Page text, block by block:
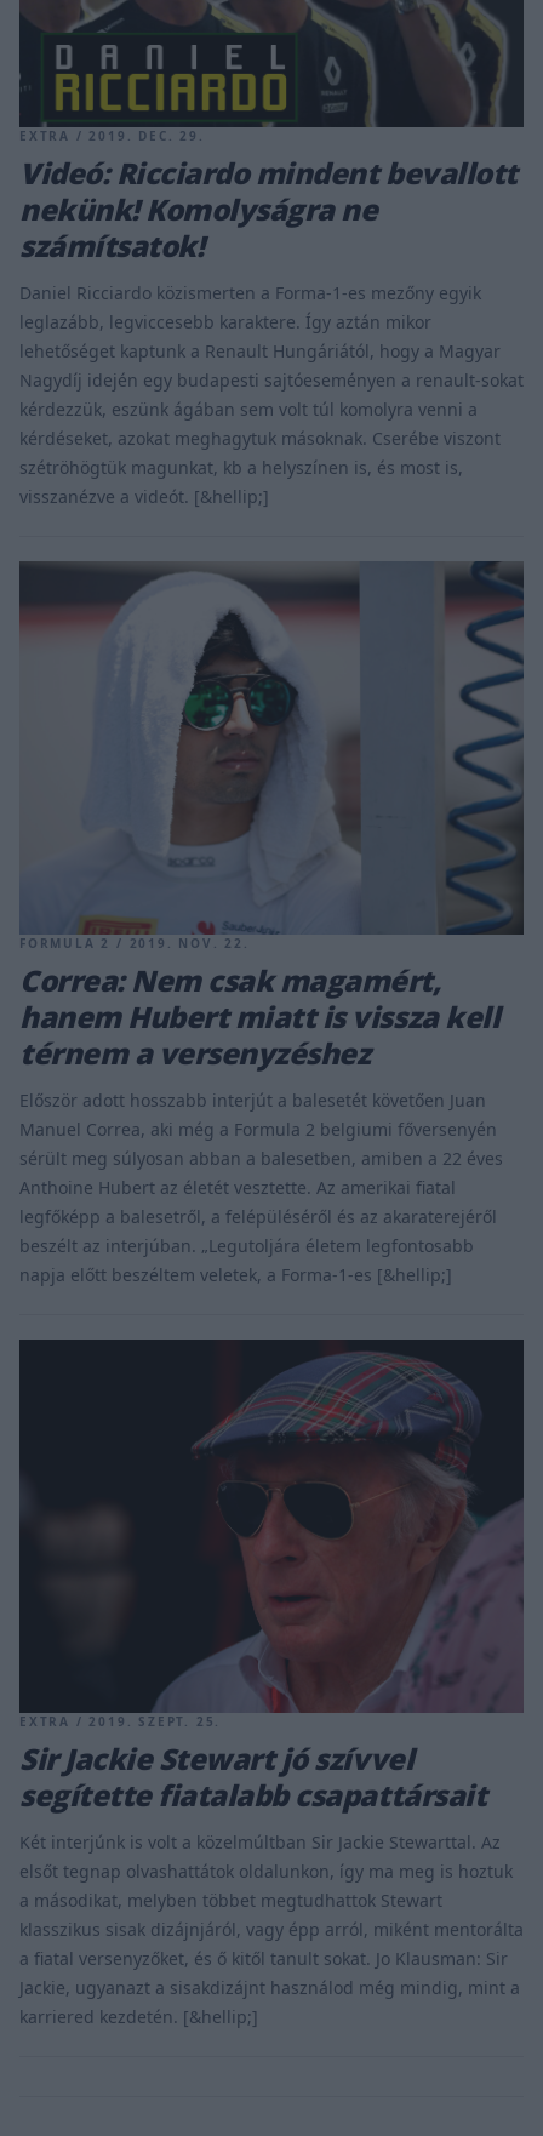
EXTRA / 2019. DEC. 29.
Videó: Ricciardo mindent bevallott
nekünk! Komolyságra ne
számítsatok!
Daniel Ricciardo közismerten a Forma-1-es mezőny egyik
leglazább, legviccesebb karaktere. Így aztán mikor
lehetőséget kaptunk a Renault Hungáriától, hogy a Magyar
Nagydíj idején egy budapesti sajtóeseményen a renault-sokat
kérdezzük, eszünk ágában sem volt túl komolyra venni a
kérdéseket, azokat meghagytuk másoknak. Cserébe viszont
szétröhögtük magunkat, kb a helyszínen is, és most is,
visszanézve a videót. [&hellip;]
FORMULA 2 / 2019. NOV. 22.
Correa: Nem csak magamért,
hanem Hubert miatt is vissza kell
térnem a versenyzéshez
Először adott hosszabb interjút a balesetét követően Juan
Manuel Correa, aki még a Formula 2 belgiumi főversenyén
sérült meg súlyosan abban a balesetben, amiben a 22 éves
Anthoine Hubert az életét vesztette. Az amerikai fiatal
legfőképp a balesetről, a felépüléséről és az akaraterejéről
beszélt az interjúban. „Legutoljára életem legfontosabb
napja előtt beszéltem veletek, a Forma-1-es [&hellip;]
EXTRA / 2019. SZEPT. 25.
Sir Jackie Stewart jó szívvel
segítette fiatalabb csapattársait
Két interjúnk is volt a közelmúltban Sir Jackie Stewarttal. Az
elsőt tegnap olvashattátok oldalunkon, így ma meg is hoztuk
a másodikat, melyben többet megtudhattok Stewart
klasszikus sisak dizájnjáról, vagy épp arról, miként mentorálta
a fiatal versenyzőket, és ő kitől tanult sokat. Jo Klausman: Sir
Jackie, ugyanazt a sisakdizájnt használod még mindig, mint a
karriered kezdetén. [&hellip;]